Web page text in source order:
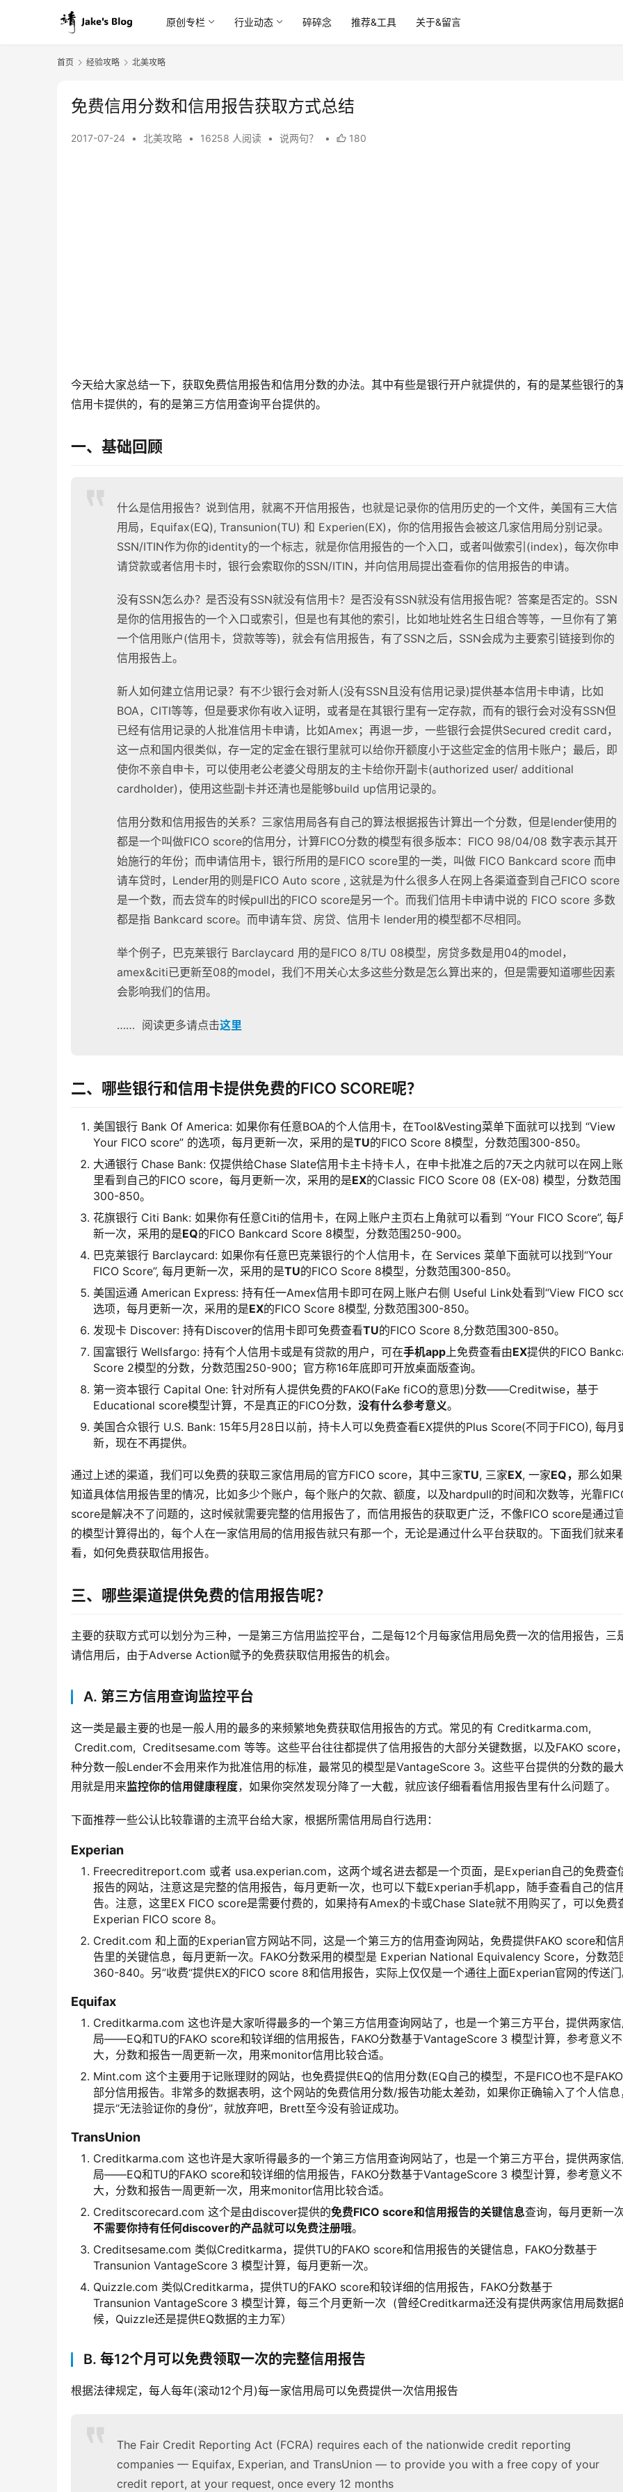
原创专栏 行业动态 碎碎念 推荐&工具 关于&留言
首页 经验攻略 北美攻略
免费信用分数和信用报告获取方式总结
2017-07-24 • 北美攻略 • 16258 人阅读 • 说两句？ • 180
今天给大家总结一下，获取免费信用报告和信用分数的办法。其中有些是银行开户就提供的，有的是某些银行的
信用卡提供的，有的是第三方信用查询平台提供的。
一、基础回顾
什么是信用报告？说到信用，就离不开信用报告，也就是记录你的信用历史的一个文件，美国有三大信
用局，Equifax(EQ), Transunion(TU) 和 Experien(EX)，你的信用报告会被这几家信用局分别记录。
SSN/ITIN作为你的identity的一个标志，就是你信用报告的一个入口，或者叫做索引(index)，每次你申
请贷款或者信用卡时，银行会索取你的SSN/ITIN，并向信用局提出查看你的信用报告的申请。
没有SSN怎么办？是否没有SSN就没有信用卡？是否没有SSN就没有信用报告呢？答案是否定的。SSN
是你的信用报告的一个入口或索引，但是也有其他的索引，比如地址姓名生日组合等等，一旦你有了第
一个信用账户(信用卡，贷款等等)，就会有信用报告，有了SSN之后，SSN会成为主要索引链接到你的
信用报告上。
新人如何建立信用记录？有不少银行会对新人(没有SSN且没有信用记录)提供基本信用卡申请，比如
BOA，CITI等等，但是要求你有收入证明，或者是在其银行里有一定存款，而有的银行会对没有SSN但
已经有信用记录的人批准信用卡申请，比如Amex；再退一步，一些银行会提供Secured credit card，
这一点和国内很类似，存一定的定金在银行里就可以给你开额度小于这些定金的信用卡账户；最后，即
使你不亲自申卡，可以使用老公老婆父母朋友的主卡给你开副卡(authorized user/ additional
cardholder)，使用这些副卡并还清也是能够build up信用记录的。
信用分数和信用报告的关系？三家信用局各有自己的算法根据报告计算出一个分数，但是lender使用的
都是一个叫做FICO score的信用分，计算FICO分数的模型有很多版本：FICO 98/04/08 数字表示其开
始施行的年份；而申请信用卡，银行所用的是FICO score里的一类，叫做 FICO Bankcard score 而申
请车贷时，Lender用的则是FICO Auto score , 这就是为什么很多人在网上各渠道查到自己FICO score
是一个数，而去贷车的时候pull出的FICO score是另一个。而我们信用卡申请中说的 FICO score 多数
都是指 Bankcard score。而申请车贷、房贷、信用卡 lender用的模型都不尽相同。
举个例子，巴克莱银行 Barclaycard 用的是FICO 8/TU 08模型，房贷多数是用04的model，
amex&citi已更新至08的model，我们不用关心太多这些分数是怎么算出来的，但是需要知道哪些因素
会影响我们的信用。
…… 阅读更多请点击这里
二、哪些银行和信用卡提供免费的FICO SCORE呢？
美国银行 Bank Of America: 如果你有任意BOA的个人信用卡，在Tool&Vesting菜单下面就可以找到 “View
Your FICO score” 的选项，每月更新一次，采用的是TU的FICO Score 8模型，分数范围300-850。
大通银行 Chase Bank: 仅提供给Chase Slate信用卡主卡持卡人，在申卡批准之后的7天之内就可以在网上
里看到自己的FICO score，每月更新一次，采用的是EX的Classic FICO Score 08 (EX-08) 模型，分数范围
300-850。
花旗银行 Citi Bank: 如果你有任意Citi的信用卡，在网上账户主页右上角就可以看到 “Your FICO Score”, 每
新一次，采用的是EQ的FICO Bankcard Score 8模型，分数范围250-900。
巴克莱银行 Barclaycard: 如果你有任意巴克莱银行的个人信用卡，在 Services 菜单下面就可以找到“Your
FICO Score”, 每月更新一次，采用的是TU的FICO Score 8模型，分数范围300-850。
美国运通 American Express: 持有任一Amex信用卡即可在网上账户右侧 Useful Link处看到“View FICO
选项，每月更新一次，采用的是EX的FICO Score 8模型, 分数范围300-850。
发现卡 Discover: 持有Discover的信用卡即可免费查看TU的FICO Score 8,分数范围300-850。
国富银行 Wellsfargo: 持有个人信用卡或是有贷款的用户，可在手机app上免费查看由EX提供的FICO
Score 2模型的分数，分数范围250-900；官方称16年底即可开放桌面版查询。
第一资本银行 Capital One: 针对所有人提供免费的FAKO(FaKe fiCO的意思)分数——Creditwise，基于
Educational score模型计算，不是真正的FICO分数， 没有什么参考意义。
美国合众银行 U.S. Bank: 15年5月28日以前，持卡人可以免费查看EX提供的Plus Score(不同于FICO), 每月
新，现在不再提供。
通过上述的渠道，我们可以免费的获取三家信用局的官方FICO score，其中三家TU, 三家EX, 一家EQ， 那么如
知道具体信用报告里的情况，比如多少个账户，每个账户的欠款、额度，以及hardpull的时间和次数等，光靠
score是解决不了问题的，这时候就需要完整的信用报告了，而信用报告的获取更广泛，不像FICO score是通过
的模型计算得出的，每个人在一家信用局的信用报告就只有那一个，无论是通过什么平台获取的。下面我们就来
看，如何免费获取信用报告。
三、哪些渠道提供免费的信用报告呢？
主要的获取方式可以划分为三种，一是第三方信用监控平台，二是每12个月每家信用局免费一次的信用报告，三
请信用后，由于Adverse Action赋予的免费获取信用报告的机会。
A. 第三方信用查询监控平台
这一类是最主要的也是一般人用的最多的来频繁地免费获取信用报告的方式。常见的有 Creditkarma.com,
Credit.com,  Creditsesame.com 等等。这些平台往往都提供了信用报告的大部分关键数据，以及FAKO score
种分数一般Lender不会用来作为批准信用的标准，最常见的模型是VantageScore 3。这些平台提供的分数的最
用就是用来监控你的信用健康程度，如果你突然发现分降了一大截，就应该仔细看看信用报告里有什么问题了。
下面推荐一些公认比较靠谱的主流平台给大家，根据所需信用局自行选用：
Experian
Freecreditreport.com 或者 usa.experian.com，这两个域名进去都是一个页面，是Experian自己的免费查
报告的网站，注意这是完整的信用报告，每月更新一次，也可以下载Experian手机app，随手查看自己的信
告。注意，这里EX FICO score是需要付费的，如果持有Amex的卡或Chase Slate就不用购买了，可以免费
Experian FICO score 8。
Credit.com 和上面的Experian官方网站不同，这是一个第三方的信用查询网站，免费提供FAKO score和信
告里的关键信息，每月更新一次。FAKO分数采用的模型是 Experian National Equivalency Score，分数范
360-840。另”收费“提供EX的FICO score 8和信用报告，实际上仅仅是一个通往上面Experian官网的传送门
Equifax
Creditkarma.com 这也许是大家听得最多的一个第三方信用查询网站了，也是一个第三方平台，提供两家信
局——EQ和TU的FAKO score和较详细的信用报告，FAKO分数基于VantageScore 3 模型计算，参考意义不
大，分数和报告一周更新一次，用来monitor信用比较合适。
Mint.com 这个主要用于记账理财的网站，也免费提供EQ的信用分数(EQ自己的模型，不是FICO也不是
部分信用报告。非常多的数据表明，这个网站的免费信用分数/报告功能太差劲，如果你正确输入了个人信息
提示“无法验证你的身份”，就放弃吧，Brett至今没有验证成功。
TransUnion
Creditkarma.com 这也许是大家听得最多的一个第三方信用查询网站了，也是一个第三方平台，提供两家信
局——EQ和TU的FAKO score和较详细的信用报告，FAKO分数基于VantageScore 3 模型计算，参考意义不
大，分数和报告一周更新一次，用来monitor信用比较合适。
Creditscorecard.com 这个是由discover提供的免费FICO score和信用报告的关键信息查询，每月更新一次
不需要你持有任何discover的产品就可以免费注册哦。
Creditsesame.com 类似Creditkarma，提供TU的FAKO score和信用报告的关键信息，FAKO分数基于
Transunion VantageScore 3 模型计算，每月更新一次。
Quizzle.com 类似Creditkarma，提供TU的FAKO score和较详细的信用报告，FAKO分数基于
Transunion VantageScore 3 模型计算，每三个月更新一次 (曾经Creditkarma还没有提供两家信用局数据
候，Quizzle还是提供EQ数据的主力军）
B. 每12个月可以免费领取一次的完整信用报告
根据法律规定，每人每年(滚动12个月)每一家信用局可以免费提供一次信用报告
The Fair Credit Reporting Act (FCRA) requires each of the nationwide credit reporting
companies — Equifax, Experian, and TransUnion — to provide you with a free copy of your
credit report, at your request, once every 12 months